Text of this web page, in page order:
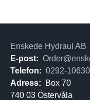
Enskede Hydraul AB
E-post:
Telefon: 0292-10630
Adress:
Box 70
740 03 Östervåla